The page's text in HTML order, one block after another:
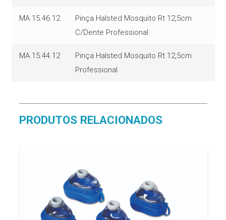
MA.15.46.12
Pinça Halsted Mosquito Rt 12,5cm
C/Dente Professional
MA.15.44.12
Pinça Halsted Mosquito Rt 12,5cm
Professional
PRODUTOS RELACIONADOS